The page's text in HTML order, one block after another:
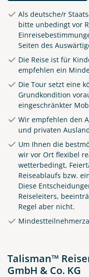
Küste
Als deutsche/r
bitte unbedingt vor
Seiten des
Die Reise ist für
empfehlen ein
Die Tour setzt eine
Grundkondition
eingeschränkter
Wir empfehlen den
und privaten
Um Ihnen die
wir vor Ort flexibel
wetterbedingt,
Reiseablaufs bzw.
Diese
Reiseleiters,
Regel aber nicht.
Talisman™
GmbH & Co. KG